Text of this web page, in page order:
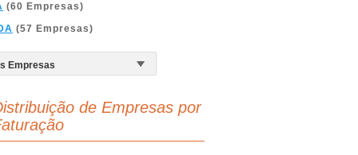
(60 Empresas)
(57 Empresas)
de Empresas por